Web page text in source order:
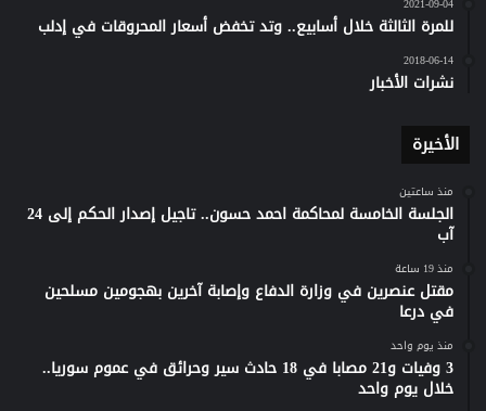
2021-09-04
للمرة الثالثة خلال أسابيع.. وتد تخفض أسعار المحروقات في إدلب
2018-06-14
نشرات الأخبار
الأخيرة
منذ ساعتين
الجلسة الخامسة لمحاكمة احمد حسون.. تاجيل إصدار الحكم إلى 24
آب
منذ 19 ساعة
مقتل عنصرين في وزارة الدفاع وإصابة آخرين بهجومين مسلحين
في درعا
منذ يوم واحد
3 وفيات و21 مصابا في 18 حادث سير وحرائق في عموم سوريا..
خلال يوم واحد